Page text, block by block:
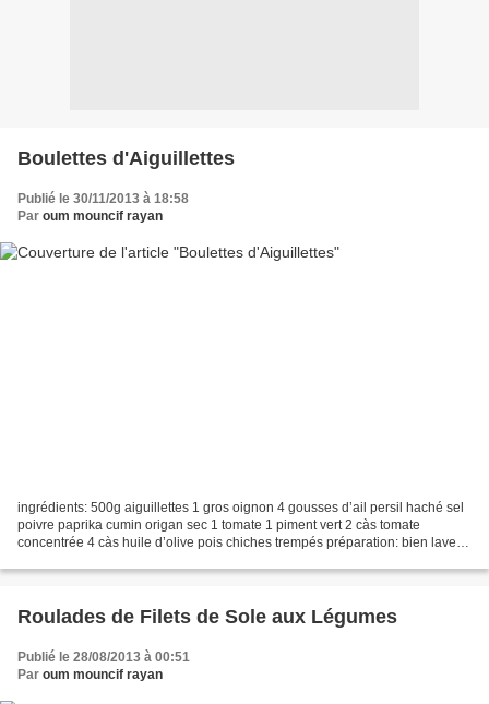
Boulettes d'Aiguillettes
Publié le 30/11/2013 à 18:58
Par oum mouncif rayan
ingrédients: 500g aiguillettes 1 gros oignon 4 gousses d’ail persil haché sel
poivre paprika cumin origan sec 1 tomate 1 piment vert 2 càs tomate
concentrée 4 càs huile d’olive pois chiches trempés préparation: bien laver
Roulades de Filets de Sole aux Légumes
Publié le 28/08/2013 à 00:51
Par oum mouncif rayan